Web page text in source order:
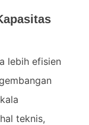
lebih efisien
teknis,